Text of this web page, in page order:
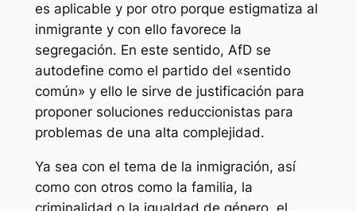
es aplicable y por otro porque estigmatiza al
inmigrante y con ello favorece la
segregación. En este sentido, AfD se
autodefine como el partido del «sentido
común» y ello le sirve de justificación para
proponer soluciones reduccionistas para
problemas de una alta complejidad.
Ya sea con el tema de la inmigración, así
como con otros como la familia, la
criminalidad o la igualdad de género, el